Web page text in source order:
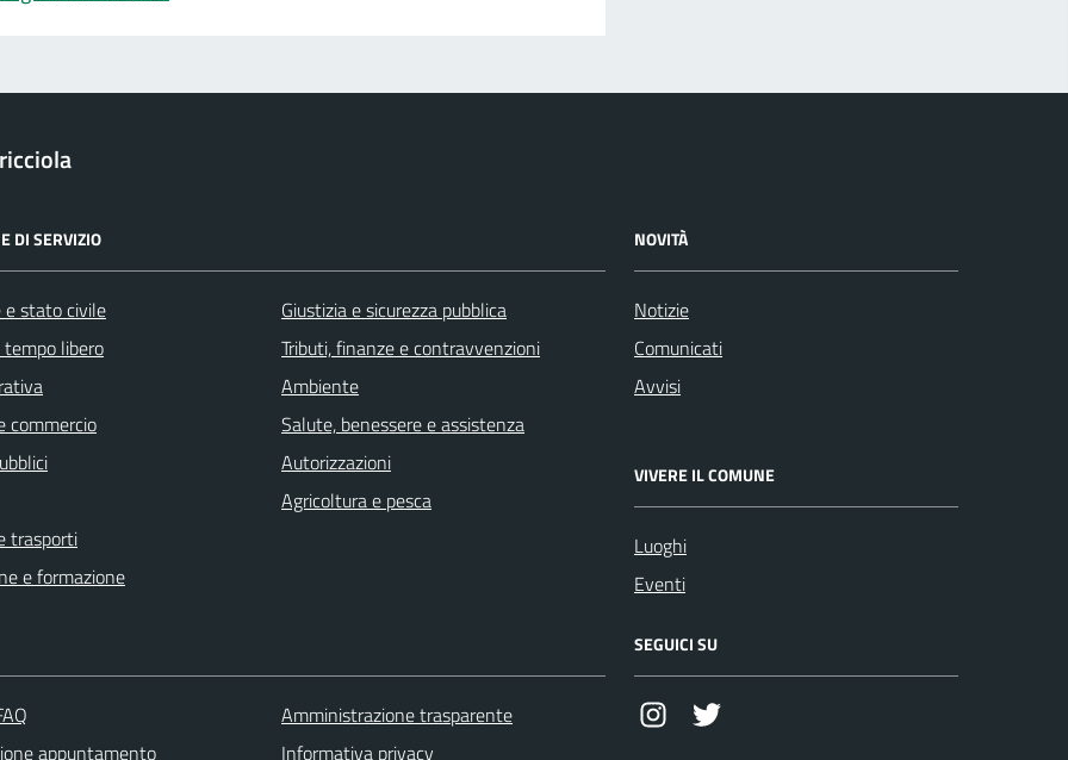
DI SERVIZIO
e stato civile
libero
commercio
trasporti
e formazione
Giustizia e sicurezza pubblica
Tributi, finanze e contravvenzioni
Ambiente
Salute, benessere e assistenza
Autorizzazioni
Agricoltura e pesca
NOVITÀ
Notizie
Comunicati
Avvisi
VIVERE IL COMUNE
Luoghi
Eventi
appuntamento
Amministrazione trasparente
Informativa privacy
SEGUICI SU
InstagramTwitter